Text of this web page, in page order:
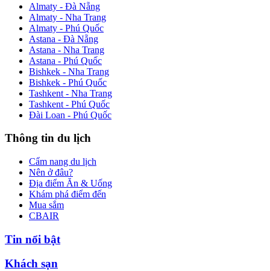
Almaty - Đà Nẵng
Almaty - Nha Trang
Almaty - Phú Quốc
Astana - Đà Nẵng
Astana - Nha Trang
Astana - Phú Quốc
Bishkek - Nha Trang
Bishkek - Phú Quốc
Tashkent - Nha Trang
Tashkent - Phú Quốc
Đài Loan - Phú Quốc
Thông tin du lịch
Cẩm nang du lịch
Nên ở đâu?
Địa điểm Ăn & Uống
Khám phá điểm đến
Mua sắm
CBAIR
Tin nổi bật
Khách sạn